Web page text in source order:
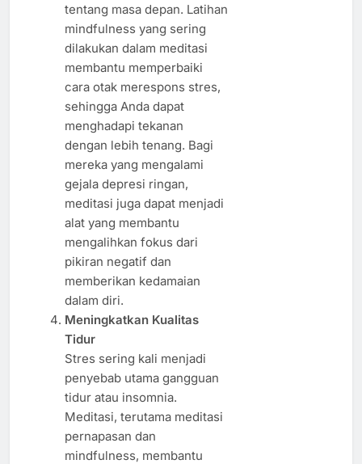
tentang masa depan. Latihan
mindfulness yang sering
dilakukan dalam meditasi
membantu memperbaiki
cara otak merespons stres,
sehingga Anda dapat
menghadapi tekanan
dengan lebih tenang. Bagi
mereka yang mengalami
gejala depresi ringan,
meditasi juga dapat menjadi
alat yang membantu
mengalihkan fokus dari
pikiran negatif dan
memberikan kedamaian
dalam diri.
Meningkatkan Kualitas
Tidur
Stres sering kali menjadi
penyebab utama gangguan
tidur atau insomnia.
Meditasi, terutama meditasi
pernapasan dan
mindfulness, membantu